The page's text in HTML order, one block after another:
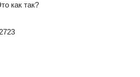
как так?